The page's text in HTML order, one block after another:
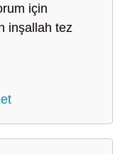
için
inşallah tez